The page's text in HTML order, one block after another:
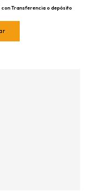
con Transferencia o depósito